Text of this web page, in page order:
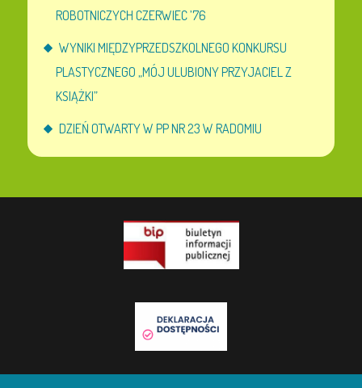
ROBOTNICZYCH CZERWIEC ’76
WYNIKI MIĘDZYPRZEDSZKOLNEGO KONKURSU
PLASTYCZNEGO „MÓJ ULUBIONY PRZYJACIEL Z
KSIĄŻKI”
DZIEŃ OTWARTY W PP NR 23 W RADOMIU